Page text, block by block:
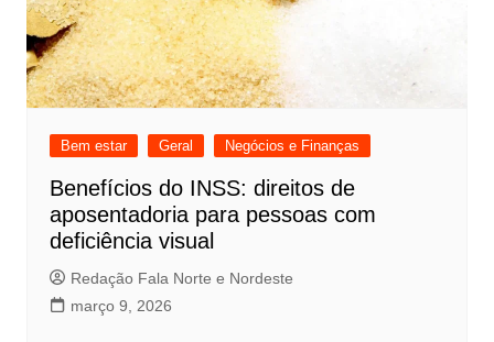
Bem estar Geral Negócios e Finanças
Benefícios do INSS: direitos de
aposentadoria para pessoas com
deficiência visual
Redação Fala Norte e Nordeste
março 9, 2026